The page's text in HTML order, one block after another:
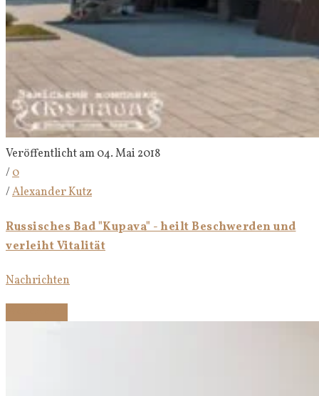
Veröffentlicht am 04. Mai 2018
/0
/Alexander Kutz
Russisches Bad "Kupava" - heilt Beschwerden und
verleiht Vitalität
Nachrichten